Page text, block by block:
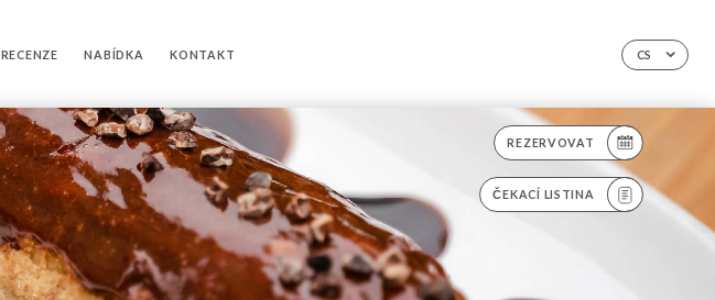
CS
RECENZE NABÍDKA KONTAKT
REZERVOVAT
ČEKACÍ LISTINA